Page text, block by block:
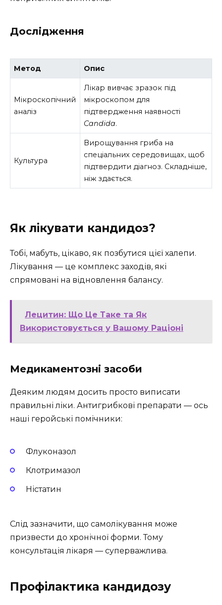
Дослідження
Метод Опис
Мікроскопічний
аналіз
Лікар вивчає зразок під
мікроскопом для
підтвердження наявності
Candida.
Культура
Вирощування гриба на
спеціальних середовищах, щоб
підтвердити діагноз. Складніше,
ніж здається.
Як лікувати кандидоз?
Тобі, мабуть, цікаво, як позбутися цієї халепи.
Лікування — це комплекс заходів, які
спрямовані на відновлення балансу.
Лецитин: Що Це Таке та Як
Використовується у Вашому Раціоні
Медикаментозні засоби
Деяким людям досить просто виписати
правильні ліки. Антигрибкові препарати — ось
наші геройські помічники:
Флуконазол
Клотримазол
Ністатин
Слід зазначити, що самолікування може
призвести до хронічної форми. Тому
консультація лікаря — суперважлива.
Профілактика кандидозу